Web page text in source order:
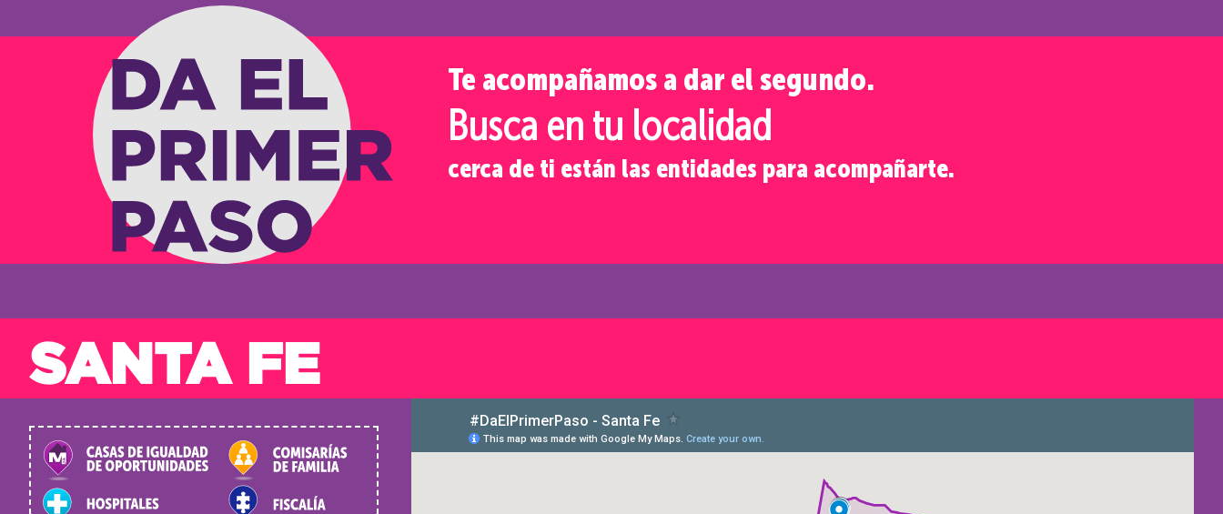
Te acompañamos a dar el segundo.
Busca en tu localidad
cerca de ti están las entidades para acompañarte.
SANTA FE